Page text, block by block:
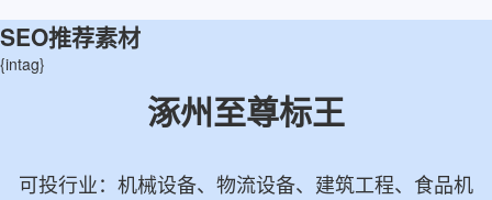
SEO推荐素材
{intag}
涿州至尊标王
可投行业：机械设备、物流设备、建筑工程、食品机